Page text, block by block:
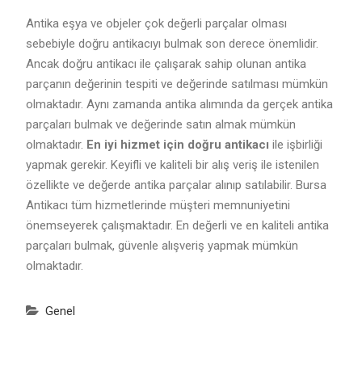
Antika eşya ve objeler çok değerli parçalar olması
sebebiyle doğru antikacıyı bulmak son derece önemlidir.
Ancak doğru antikacı ile çalışarak sahip olunan antika
parçanın değerinin tespiti ve değerinde satılması mümkün
olmaktadır. Aynı zamanda antika alımında da gerçek antika
parçaları bulmak ve değerinde satın almak mümkün
olmaktadır. En iyi hizmet için doğru antikacı ile işbirliği
yapmak gerekir. Keyifli ve kaliteli bir alış veriş ile istenilen
özellikte ve değerde antika parçalar alınıp satılabilir. Bursa
Antikacı tüm hizmetlerinde müşteri memnuniyetini
önemseyerek çalışmaktadır. En değerli ve en kaliteli antika
parçaları bulmak, güvenle alışveriş yapmak mümkün
olmaktadır.
Genel